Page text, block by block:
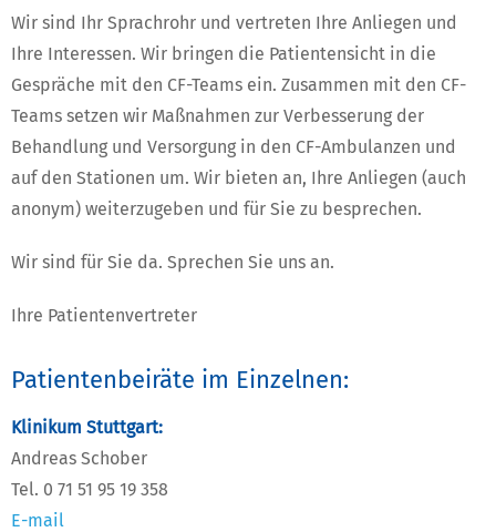
Wir sind Ihr Sprachrohr und vertreten Ihre Anliegen und
Ihre Interessen. Wir bringen die Patientensicht in die
Gespräche mit den CF-Teams ein. Zusammen mit den CF-
Teams setzen wir Maßnahmen zur Verbesserung der
Behandlung und Versorgung in den CF-Ambulanzen und
auf den Stationen um. Wir bieten an, Ihre Anliegen (auch
anonym) weiterzugeben und für Sie zu besprechen.
Wir sind für Sie da. Sprechen Sie uns an.
Ihre Patientenvertreter
Patientenbeiräte im Einzelnen:
Klinikum Stuttgart:
Andreas Schober
Tel. 0 71 51 95 19 358
E-mail